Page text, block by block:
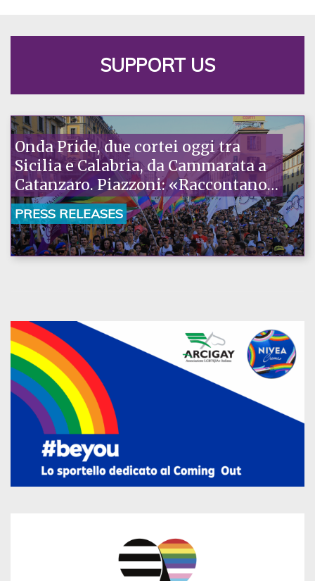
SUPPORT US
Onda Pride, due cortei oggi tra
Sicilia e Calabria, da Cammarata a
Catanzaro. Piazzoni: «Raccontano
la nostra ostinazione»
PRESS RELEASES